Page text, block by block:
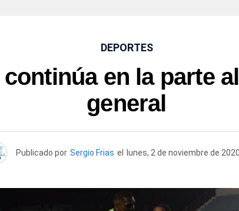
DEPORTES
en la parte
general
Publicado por Sergio Frias el lunes, 2 de noviembre de 2020